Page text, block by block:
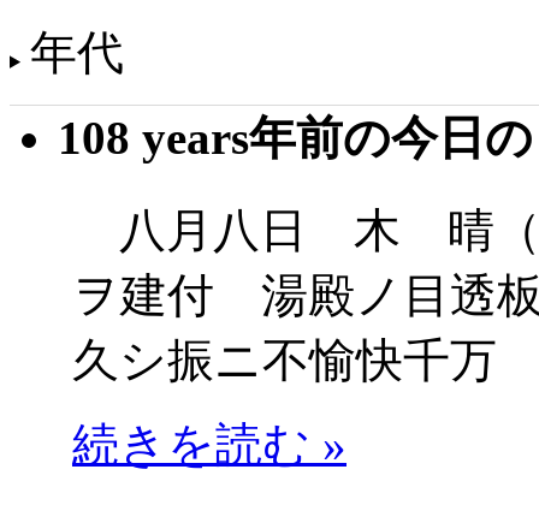
年代
108 years年前の今日
八月八日 木 晴（
ヲ建付 湯殿ノ目透
久シ振ニ不愉快千万
続きを読む »